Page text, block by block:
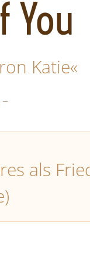
You
Katie«
als